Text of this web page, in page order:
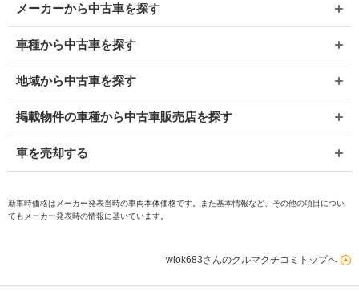
メーカーから中古車を探す
車種から中古車を探す
地域から中古車を探す
掲載物件の車種から中古車販売店を探す
車を売却する
新車時価格はメーカー発表当時の車両本体価格です。また基本情報など、その他の項目につい
てもメーカー発表時の情報に基いています。
wiok683さんのクルマクチコミトップへ